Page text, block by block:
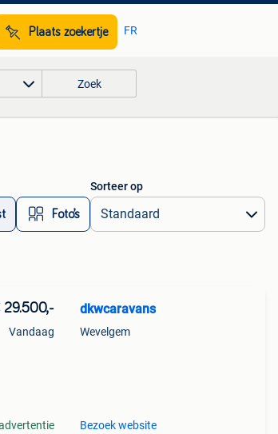
Plaats zoekertje FR
Zoek
Foto’s
Sorteer op
29.500,-
Vandaag
dkwcaravans
Wevelgem
Bezoek website